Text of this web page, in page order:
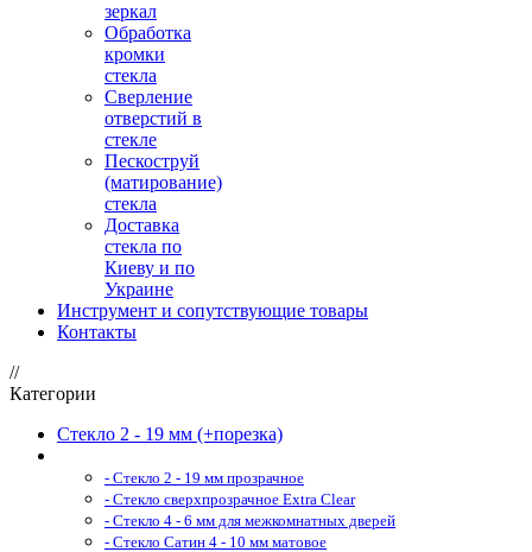
зеркал
Обработка
кромки
стекла
Сверление
отверстий в
стекле
Пескоструй
(матирование)
стекла
Доставка
стекла по
Киеву и по
Украине
Инструмент и сопутствующие товары
Контакты
//
Категории
Стекло 2 - 19 мм (+порезка)
- Стекло 2 - 19 мм прозрачное
- Стекло сверхпрозрачное Extra Clear
- Стекло 4 - 6 мм для межкомнатных дверей
- Стекло Сатин 4 - 10 мм матовое